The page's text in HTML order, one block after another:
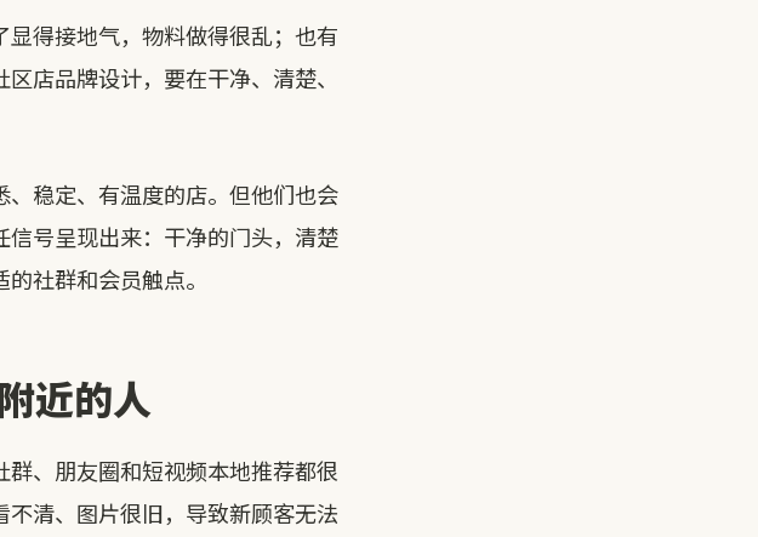
得接地气，物料做得很乱；也有
店品牌设计，要在干净、清楚、
稳定、有温度的店。但他们也会
号呈现出来：干净的门头，清楚
社群和会员触点。
近的人
、朋友圈和短视频本地推荐都很
清、图片很旧，导致新顾客无法